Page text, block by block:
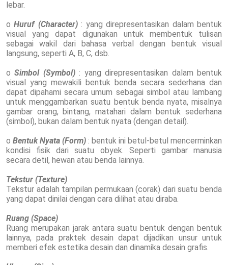
lebar.
oHuruf (Character): yang direpresentasikan dalam bentuk
visual yang dapat digunakan untuk membentuk tulisan
sebagai wakil dari bahasa verbal dengan bentuk visual
langsung, seperti A, B, C, dsb.
oSimbol (Symbol): yang direpresentasikan dalam bentuk
visual yang mewakili bentuk benda secara sederhana dan
dapat dipahami secara umum sebagai simbol atau lambang
untuk menggambarkan suatu bentuk benda nyata, misalnya
gambar orang, bintang, matahari dalam bentuk sederhana
(simbol), bukan dalam bentuk nyata (dengan detail).
o Bentuk Nyata (Form) : bentuk ini betul-betul mencerminkan
kondisi fisik dari suatu obyek. Seperti gambar manusia
secara detil, hewan atau benda lainnya.
Tekstur (Texture)
Tekstur adalah tampilan permukaan (corak) dari suatu benda
yang dapat dinilai dengan cara dilihat atau diraba.
Ruang (Space)
Ruang merupakan jarak antara suatu bentuk dengan bentuk
lainnya, pada praktek desain dapat dijadikan unsur untuk
memberi efek estetika desain dan dinamika desain grafis.